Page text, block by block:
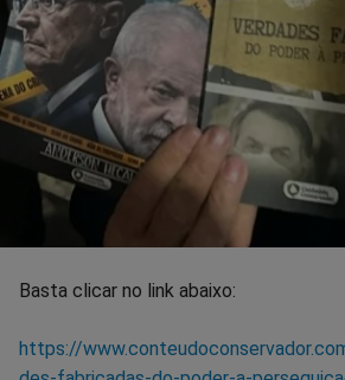
Basta clicar no link abaixo:
https://